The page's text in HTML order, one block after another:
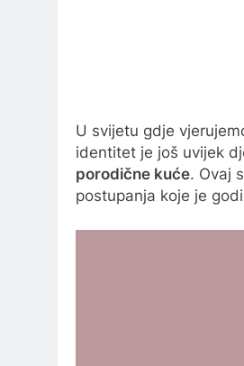
U svijetu gdje
identitet je još uvijek
porodične kuće. Ovaj
postupanja koje je